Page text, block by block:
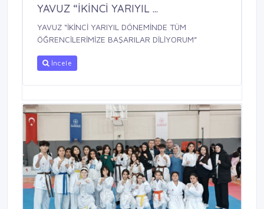
YAVUZ “İKİNCİ YARIYIL ...
YAVUZ “İKİNCİ YARIYIL DÖNEMİNDE TÜM
ÖĞRENCİLERİMİZE BAŞARILAR DİLİYORUM”
İncele